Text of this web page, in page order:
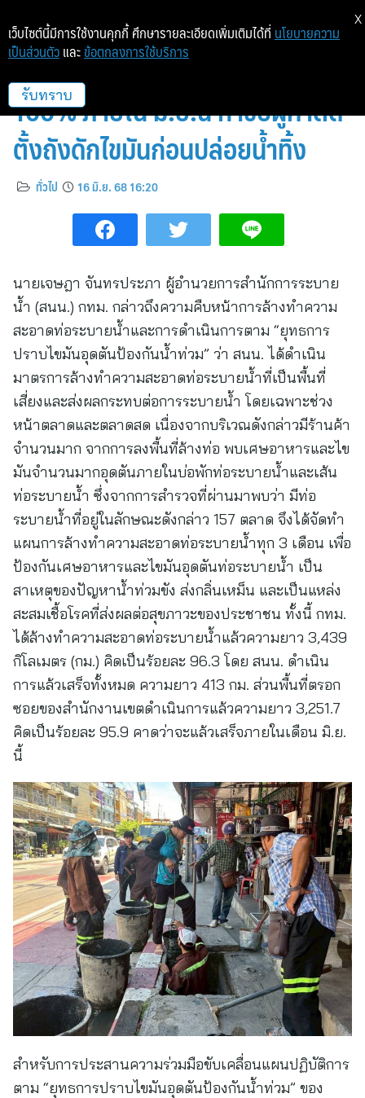
กทม.เดินหน้าล้างท่อระบายน้ำครบ
100% ภายใน มิ.ย.นี้ กำชับผู้ค้าติด
ตั้งถังดักไขมันก่อนปล่อยน้ำทิ้ง
ทั่วไป 16 มิ.ย. 68 16:20
นายเจษฎา จันทรประภา ผู้อำนวยการสำนักการระบาย
น้ำ (สนน.) กทม. กล่าวถึงความคืบหน้าการล้างทำความ
สะอาดท่อระบายน้ำและการดำเนินการตาม “ยุทธการ
ปราบไขมันอุดตันป้องกันน้ำท่วม” ว่า สนน. ได้ดำเนิน
มาตรการล้างทำความสะอาดท่อระบายน้ำที่เป็นพื้นที่
เสี่ยงและส่งผลกระทบต่อการระบายน้ำ โดยเฉพาะช่วง
หน้าตลาดและตลาดสด เนื่องจากบริเวณดังกล่าวมีร้านค้า
จำนวนมาก จากการลงพื้นที่ล้างท่อ พบเศษอาหารและไข
มันจำนวนมากอุดตันภายในบ่อพักท่อระบายน้ำและเส้น
ท่อระบายน้ำ ซึ่งจากการสำรวจที่ผ่านมาพบว่า มีท่อ
ระบายน้ำที่อยู่ในลักษณะดังกล่าว 157 ตลาด จึงได้จัดทำ
แผนการล้างทำความสะอาดท่อระบายน้ำทุก 3 เดือน เพื่อ
ป้องกันเศษอาหารและไขมันอุดตันท่อระบายน้ำ เป็น
สาเหตุของปัญหาน้ำท่วมขัง ส่งกลิ่นเหม็น และเป็นแหล่ง
สะสมเชื้อโรคที่ส่งผลต่อสุขภาวะของประชาชน ทั้งนี้ กทม.
ได้ล้างทำความสะอาดท่อระบายน้ำแล้วความยาว 3,439
กิโลเมตร (กม.) คิดเป็นร้อยละ 96.3 โดย สนน. ดำเนิน
การแล้วเสร็จทั้งหมด ความยาว 413 กม. ส่วนพื้นที่ตรอก
ซอยของสำนักงานเขตดำเนินการแล้วความยาว 3,251.7
คิดเป็นร้อยละ 95.9 คาดว่าจะแล้วเสร็จภายในเดือน มิ.ย.
นี้
สำหรับการประสานความร่วมมือขับเคลื่อนแผนปฏิบัติการ
ตาม “ยุทธการปราบไขมันอุดตันป้องกันน้ำท่วม” ของ
เว็บไซต์นี้มีการใช้งานคุกกี้ ศึกษารายละเอียดเพิ่มเติมได้ที่ นโยบายความ
เป็นส่วนตัว และ ข้อตกลงการใช้บริการ
รับทราบ
X